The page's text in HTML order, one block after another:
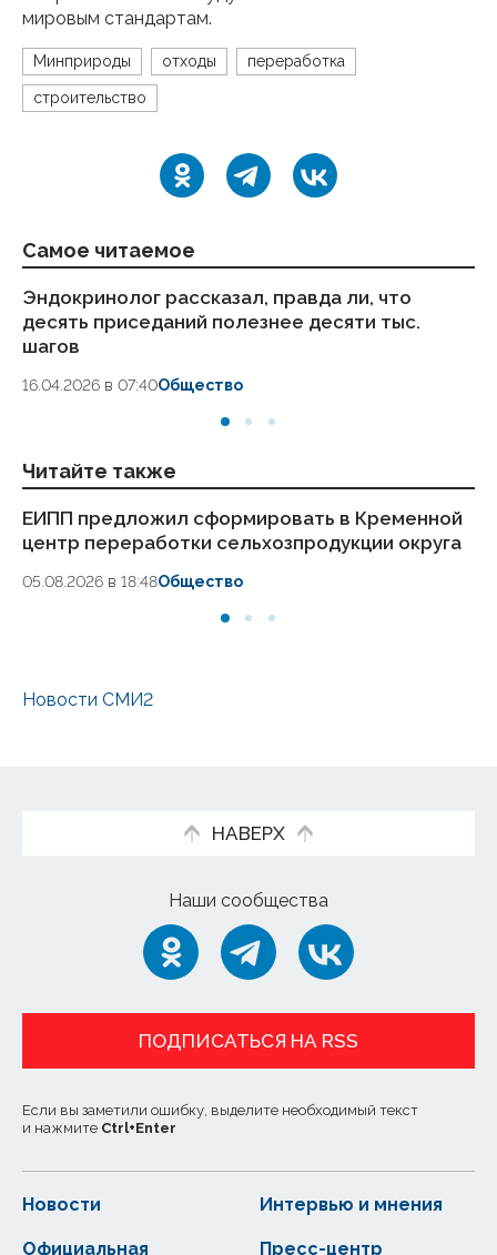
мировым стандартам.
Минприроды отходы переработка
строительство
Самое читаемое
Эндокринолог рассказал, правда ли, что
десять приседаний полезнее десяти тыс.
шагов
16.04.2026 в 07:40Общество
Читайте также
ЕИПП предложил сформировать в Кременной
центр переработки сельхозпродукции округа
05.08.2026 в 18:48Общество
Новости СМИ2
НАВЕРХ
Наши сообщества
ПОДПИСАТЬСЯ НА RSS
Если вы заметили ошибку, выделите необходимый текст
и нажмите Ctrl+Enter
Новости
Официальная
Интервью и мнения
Пресс-центр